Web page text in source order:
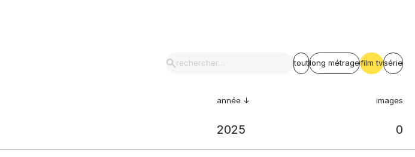
toutlong métragefilm tvsérie
année images
2025 0